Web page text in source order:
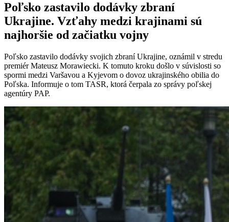
Poľsko zastavilo dodávky zbraní
Ukrajine. Vzťahy medzi krajinami sú
najhoršie od začiatku vojny
Poľsko zastavilo dodávky svojich zbraní Ukrajine, oznámil v stredu
premiér Mateusz Morawiecki. K tomuto kroku došlo v súvislosti so
spormi medzi Varšavou a Kyjevom o dovoz ukrajinského obilia do
Poľska. Informuje o tom TASR, ktorá čerpala zo správy poľskej
agentúry PAP.